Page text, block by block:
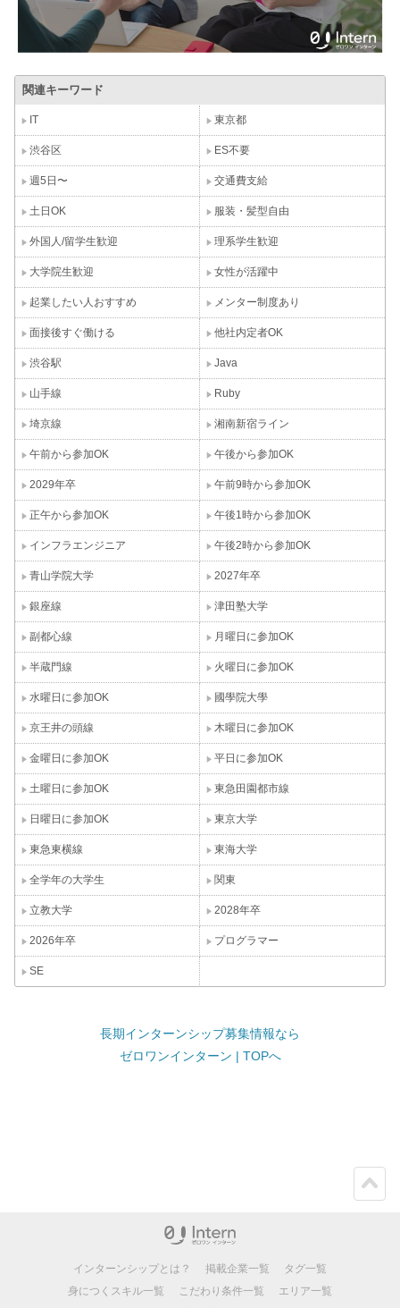
関連キーワード
IT 東京都
渋谷区 ES不要
週5日〜 交通費支給
土日OK 服装・髪型自由
外国人/留学生歓迎 理系学生歓迎
大学院生歓迎 女性が活躍中
起業したい人おすすめ メンター制度あり
面接後すぐ働ける 他社内定者OK
渋谷駅 Java
山手線 Ruby
埼京線 湘南新宿ライン
午前から参加OK 午後から参加OK
2029年卒 午前9時から参加OK
正午から参加OK 午後1時から参加OK
インフラエンジニア 午後2時から参加OK
青山学院大学 2027年卒
銀座線 津田塾大学
副都心線 月曜日に参加OK
半蔵門線 火曜日に参加OK
水曜日に参加OK 國學院大學
京王井の頭線 木曜日に参加OK
金曜日に参加OK 平日に参加OK
土曜日に参加OK 東急田園都市線
日曜日に参加OK 東京大学
東急東横線 東海大学
全学年の大学生 関東
立教大学 2028年卒
2026年卒 プログラマー
SE
長期インターンシップ募集情報なら
ゼロワンインターン | TOPへ
インターンシップとは？ 掲載企業一覧
タグ一覧
身につくスキル一覧
こだわり条件一覧
エリア一覧